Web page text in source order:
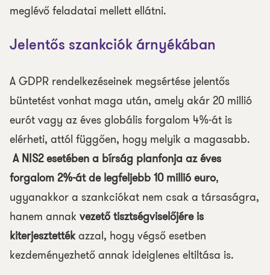
meglévő feladatai mellett ellátni.
Jelentős szankciók árnyékában
A GDPR rendelkezéseinek megsértése jelentős
büntetést vonhat maga után, amely akár 20 millió
eurót vagy az éves globális forgalom 4%-át is
elérheti, attól függően, hogy melyik a magasabb.
A NIS2 esetében a bírság planfonja az éves
forgalom 2%-át de legfeljebb 10 millió euro,
ugyanakkor a szankciókat nem csak a társaságra,
hanem annak vezető tisztségviselőjére is
kiterjesztettékazzal, hogy végső esetben
kezdeményezhető annak ideiglenes eltiltása is.